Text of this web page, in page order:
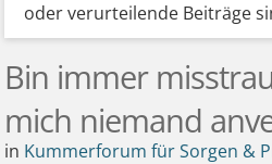
oder verurteilende Beiträge
Bin immer
mich niemand
in Kummerforum für Sorgen &